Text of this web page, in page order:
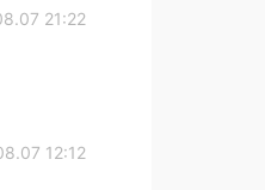
21:22
12:12